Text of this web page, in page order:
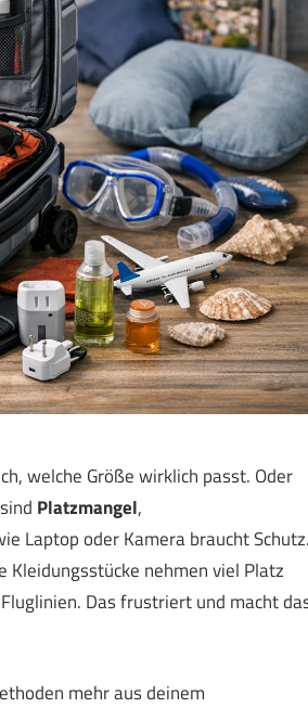
welche Größe wirklich passt. Oder
Platzmangel,
Laptop oder Kamera braucht
Kleidungsstücke nehmen viel Platz
Das frustriert und macht
mehr aus deinem